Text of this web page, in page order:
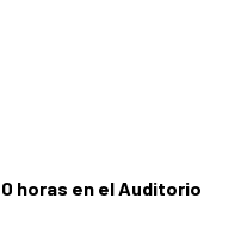
horas en el Auditorio